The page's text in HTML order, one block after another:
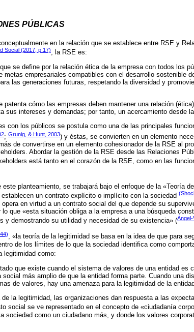
PÚBLICAS
en la relación que se establece entre RSE y
Social (2017, p.17), la RSE es:
se define por la relación ética de la empresa con todos los
metas empresariales compatibles con el desarrollo sostenible
las generaciones futuras, respetando la diversidad y
patenta cómo las empresas deben mantener una relación
sus intereses y demandas; por tanto, un acercamiento desde
con los públicos se postula como una de las principales
; Grunig, & Hunt, 2003) y éstas, se convierten en un elemento
de convertirse en un elemento cohesionador de la RSE al
Abordar la gestión de la RSE desde las Relaciones
está tanto en el corazón de la RSE, como en las
este planteamiento, se trabajará bajo el enfoque de la «Teoría
un contrato explícito o implícito con la sociedad
en virtud a un contrato social del que depende su
que «esta situación obliga a la empresa a una búsqueda
y demostrando su utilidad y necesidad de su existencia» (Ángel-
, «la teoría de la legitimidad se basa en la idea de que para
de los límites de lo que la sociedad identifica como
legitimidad como:
que existe cuando el sistema de valores de una entidad es
más amplio de que la entidad forma parte. Cuando una
de valores, hay una amenaza para la legitimidad de la
de la legitimidad, las organizaciones dan respuesta a las
social se ve representado en el concepto de «ciudadanía
sociedad como un ciudadano más, y donde los valores